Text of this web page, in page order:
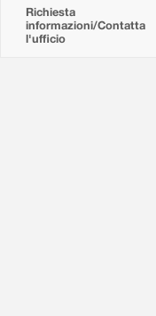
Richiesta
informazioni/Contatta
l'ufficio